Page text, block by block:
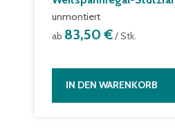
unmontiert
ab 83,50 €/ Stk.
IN DEN WARENKORB